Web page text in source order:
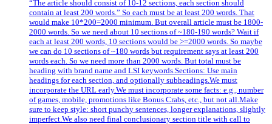
“The article should consist of 10-12 sections, each section should
contain at least 200 words.” So each must be at least 200 words. That
would make 10*200=2000 minimum. But overall article must be 1800-
2000 words. So we need about 10 sections of ~180-190 words? Wait if
each at least 200 words, 10 sections would be >=2000 words. So maybe
we can do 10 sections of ~180 words but requirement says at least 200
words each. So we need more than 2000 words. But total must be
heading with brand name and LSI keywords.Sections: Use main
headings for each section, and optionally subheadings.We must
incorporate the URL early.We must incorporate some facts: e.g., number
of games, mobile, promotions like Bonus Crabs, etc., but not all.Make
sure to keep style: short punchy sentences, longer explanations, slightly
imperfect.We also need final conclusionary section title with call to